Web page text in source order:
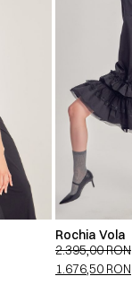
Rochia Vola
2.395,00RON
1.676,50 RON